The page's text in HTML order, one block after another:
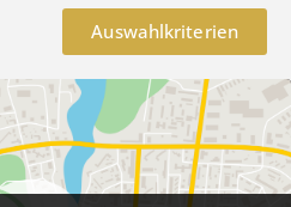
Auswahlkriterien